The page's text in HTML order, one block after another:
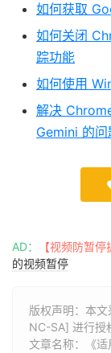
如何获取
如何关闭
踪功能
如何使用
解决
Gemini 的问
AD： 【视频防暂停
的视频暂停
版权声明：本
NC-SA] 进行授
文章名称：《